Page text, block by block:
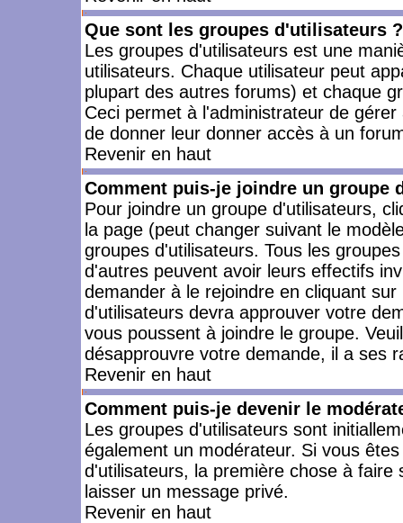
Que sont les groupes d'utilisateurs ?
Les groupes d'utilisateurs est une
utilisateurs. Chaque utilisateur peut
plupart des autres forums) et chaque
Ceci permet à l'administrateur de
de donner leur donner accès à un
Revenir en haut
Comment puis-je joindre un groupe
Pour joindre un groupe d'utilisateurs,
la page (peut changer suivant le
groupes d'utilisateurs. Tous les
d'autres peuvent avoir leurs effectifs
demander à le rejoindre en cliquant
d'utilisateurs devra approuver votre
vous poussent à joindre le groupe.
désapprouvre votre demande, il a ses
Revenir en haut
Comment puis-je devenir le
Les groupes d'utilisateurs sont
également un modérateur. Si vous
d'utilisateurs, la première chose à
laisser un message privé.
Revenir en haut